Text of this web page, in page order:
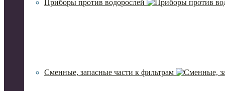
Приборы против водорослей
Сменные, запасные части к фильтрам